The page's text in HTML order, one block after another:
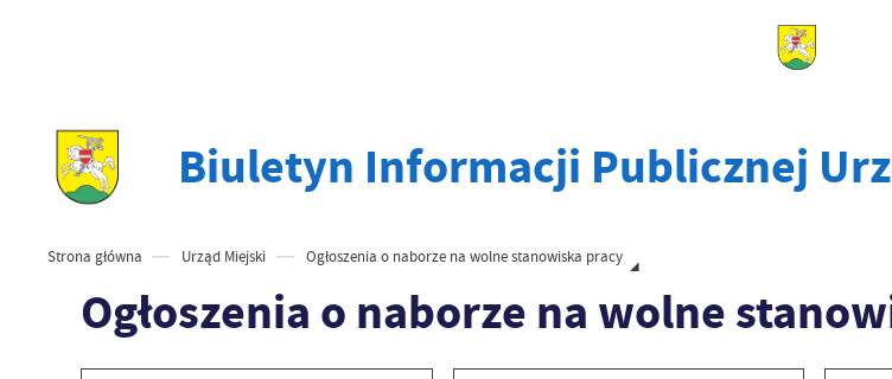
Biuletyn Informacji Publicznej
Strona główna Urząd Miejski Ogłoszenia o naborze na wolne stanowiska pracy
Ogłoszenia o naborze na wolne